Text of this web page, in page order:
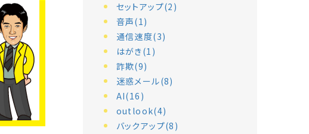
セットアップ(2)
音声(1)
通信速度(3)
はがき(1)
詐欺(9)
迷惑メール(8)
AI(16)
outlook(4)
バックアップ(8)